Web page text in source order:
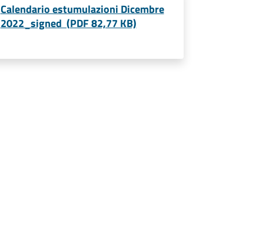
Calendario estumulazioni Dicembre
2022_signed (PDF 82,77 KB)